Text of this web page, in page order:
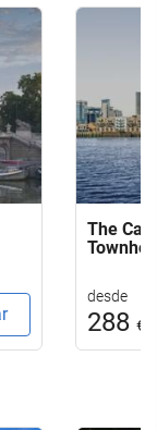
The
desde
288€